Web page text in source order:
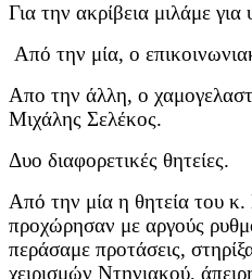
Για την ακρίβεια μιλάμε
Από την μία, ο
Απο την άλλη, ο
Μιχάλης Σελέκος.
Δυο διαφορετικές θητείες.
Από την μία η θητεία του
προχώρησαν με αργούς
περάσαμε προτάσεις,
χειρισμών Ντηνιακού,